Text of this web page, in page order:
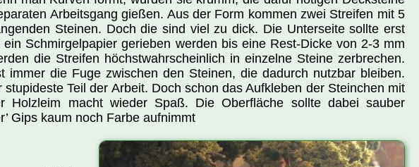
Arbeitsgang gießen. Aus der Form kommen zwei Streifen mit 5
Steinen. Doch die sind viel zu dick. Die Unterseite sollte erst
Schmirgelpapier gerieben werden bis eine Rest-Dicke von 2-3 mm
die Streifen höchstwahrscheinlich in einzelne Steine zerbrechen.
immer die Fuge zwischen den Steinen, die dadurch nutzbar bleiben.
stupideste Teil der Arbeit. Doch schon das Aufkleben der Steinchen mit
Holzleim macht wieder Spaß. Die Oberfläche sollte dabei sauber
Gips kaum noch Farbe aufnimmt